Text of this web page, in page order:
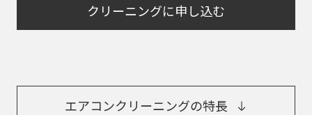
クリーニングに申し込む
エアコンクリーニングの特長